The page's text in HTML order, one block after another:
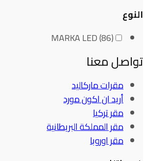
النوع
MARKA LED(86)
تواصل معنا
مقرات ماركاليد
أريد ان اكون مورد
مقر تركيا
مقر المملكة البريطانية
مقر اوروبا